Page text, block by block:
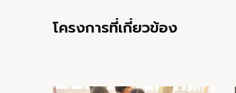
โครงการที่เกี่ยวข้อง